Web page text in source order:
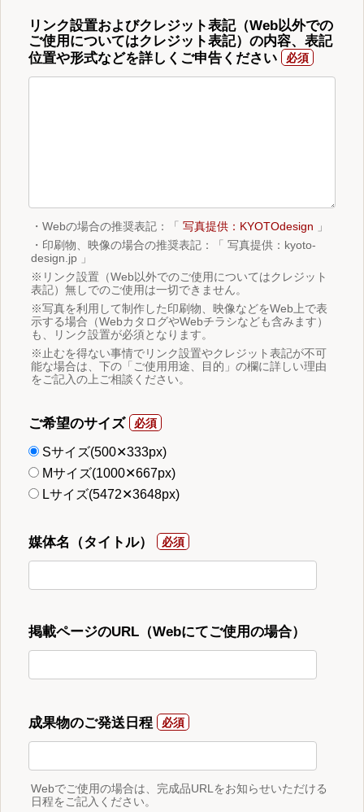
リンク設置およびクレジット表記（Web以外での
ご使用についてはクレジット表記）の内容、表記
位置や形式などを詳しくご申告ください
・Webの場合の推奨表記：「 写真提供：KYOTOdesign 」
・印刷物、映像の場合の推奨表記：「 写真提供：kyoto-
design.jp 」
※リンク設置（Web以外でのご使用についてはクレジット
表記）無しでのご使用は一切できません。
※写真を利用して制作した印刷物、映像などをWeb上で表
示する場合（WebカタログやWebチラシなども含みます）
も、リンク設置が必須となります。
※止むを得ない事情でリンク設置やクレジット表記が不可
能な場合は、下の「ご使用用途、目的」の欄に詳しい理由
をご記入の上ご相談ください。
ご希望のサイズ
Sサイズ(500✕333px)
Mサイズ(1000✕667px)
Lサイズ(5472✕3648px)
媒体名（タイトル）
掲載ページのURL（Webにてご使用の場合）
成果物のご発送日程
Webでご使用の場合は、完成品URLをお知らせいただける
日程をご記入ください。